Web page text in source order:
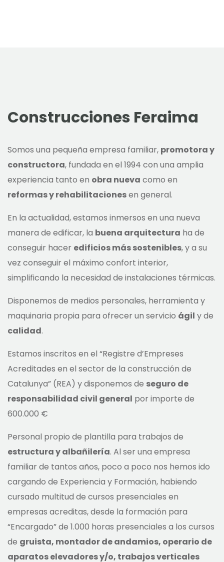
Construcciones Feraima
Somos una pequeña empresa familiar, promotora y
constructora, fundada en el 1994 con una amplia
experiencia tanto en obra nueva como en
reformas y rehabilitacionesen general.
En la actualidad, estamos inmersos en una nueva
manera de edificar, la buena arquitectura ha de
conseguir hacer edificios más sostenibles, y a su
vez conseguir el máximo confort interior,
simplificando la necesidad de instalaciones térmicas.
Disponemos de medios personales, herramienta y
maquinaria propia para ofrecer un servicio ágil y de
calidad.
Estamos inscritos en el “Registre d’Empreses
Acreditades en el sector de la construcción de
Catalunya” (REA) y disponemos de seguro de
responsabilidad civil general por importe de
600.000 €
Personal propio de plantilla para trabajos de
estructura y albañilería. Al ser una empresa
familiar de tantos años, poco a poco nos hemos ido
cargando de Experiencia y Formación, habiendo
cursado multitud de cursos presenciales en
empresas acreditas, desde la formación para
“Encargado” de 1.000 horas presenciales a los cursos
de gruista, montador de andamios, operario de
aparatos elevadores y/o, trabajos verticales